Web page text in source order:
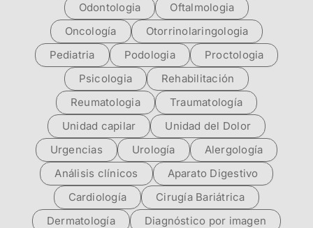
Odontologia
Oftalmologia
Oncología
Otorrinolaringologia
Pediatria
Podologia
Proctologia
Psicologia
Rehabilitación
Reumatologia
Traumatología
Unidad capilar
Unidad del Dolor
Urgencias
Urología
Alergología
Análisis clínicos
Aparato Digestivo
Cardiología
Cirugía Bariátrica
Dermatología
Diagnóstico por imagen